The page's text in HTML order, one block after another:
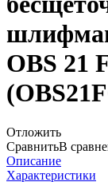
OBS 21
Отложить
СравнитьВ
Описание
Характеристики